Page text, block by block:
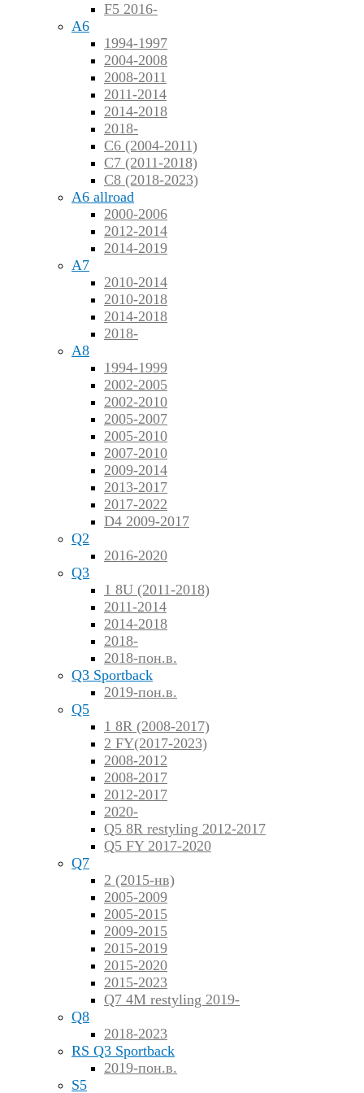
F5 2016-
A6
1994-1997
2004-2008
2008-2011
2011-2014
2014-2018
2018-
C6 (2004-2011)
C7 (2011-2018)
C8 (2018-2023)
A6 allroad
2000-2006
2012-2014
2014-2019
A7
2010-2014
2010-2018
2014-2018
2018-
A8
1994-1999
2002-2005
2002-2010
2005-2007
2005-2010
2007-2010
2009-2014
2013-2017
2017-2022
D4 2009-2017
Q2
2016-2020
Q3
1 8U (2011-2018)
2011-2014
2014-2018
2018-
2018-пон.в.
Q3 Sportback
2019-пон.в.
Q5
1 8R (2008-2017)
2 FY(2017-2023)
2008-2012
2008-2017
2012-2017
2020-
Q5 8R restyling 2012-2017
Q5 FY 2017-2020
Q7
2 (2015-нв)
2005-2009
2005-2015
2009-2015
2015-2019
2015-2020
2015-2023
Q7 4M restyling 2019-
Q8
2018-2023
RS Q3 Sportback
2019-пон.в.
S5